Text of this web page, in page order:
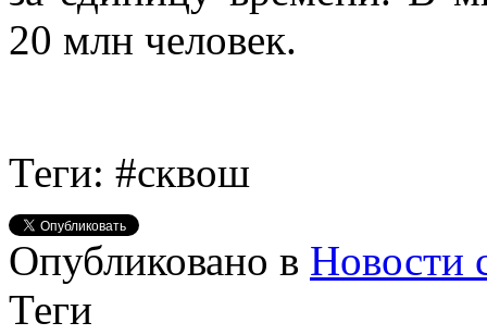
20 млн человек.
Теги: #сквош
Опубликовано в Новости
Теги